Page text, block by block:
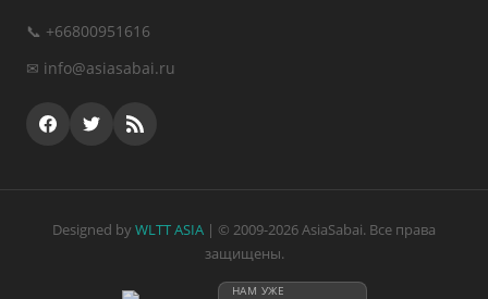
📞 +66800951616
✉ info@asiasabai.ru
Designed by WLTT ASIA | © 2009-2026 AsiaSabai. Все права
защищены.
НАМ УЖЕ